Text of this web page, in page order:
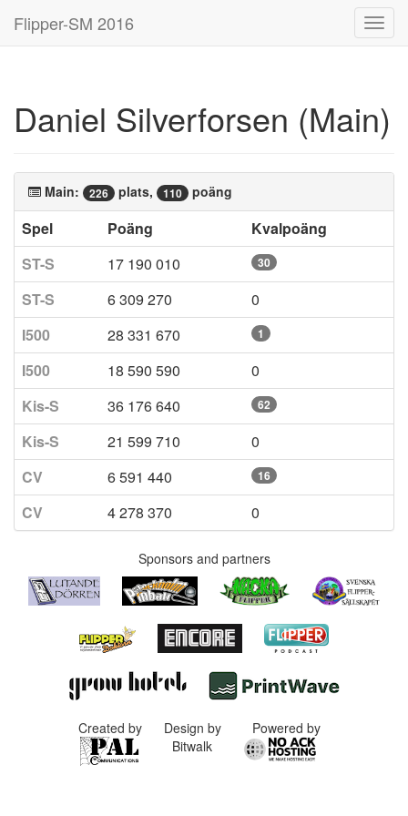
Flipper-SM 2016
Daniel Silverforsen (Main)
Main: 226 plats, 110 poäng
Spel Poäng
Kvalpoäng
ST-S
17 190 010 30
ST-S 6 309 270
0
I500
28 331 670 1
I500 18 590 590
0
Kis-S
36 176 640 62
Kis-S 21 599 710
0
CV
6 591 440 16
CV 4 278 370 0
Sponsors and partners
Created by
Design by
Bitwalk
Powered by